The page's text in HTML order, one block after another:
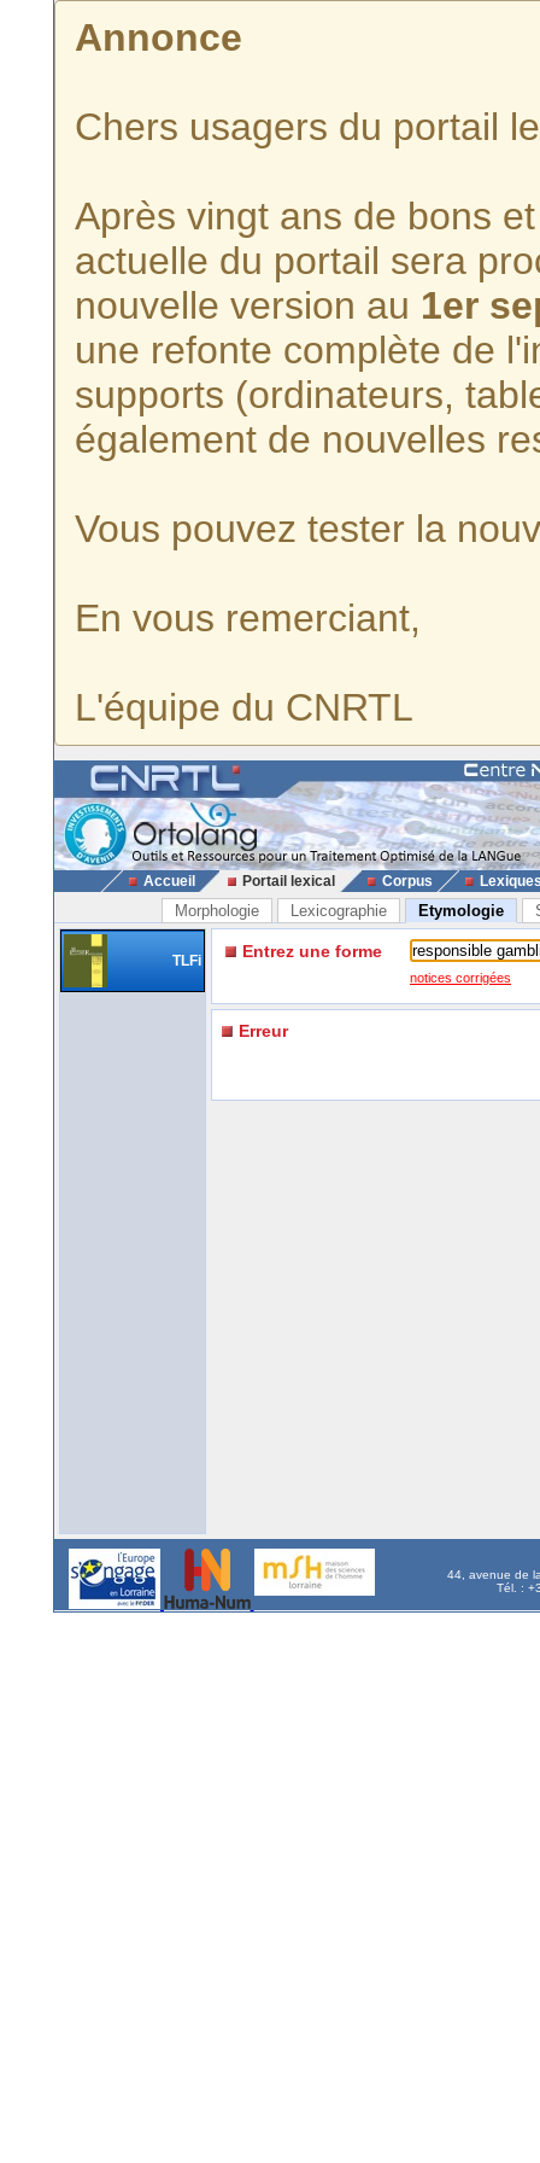
Annonce
Chers usagers du portail
Après vingt ans de bons
actuelle du portail sera
nouvelle version au 1er
une refonte complète de
supports (ordinateurs,
également de nouvelles
Vous pouvez tester la
En vous remerciant,
L'équipe du CNRTL
Accueil Portail lexical Corpus
Morphologie Lexicographie Etymologie
TLFi Entrez une forme
notices corrigées
Erreur
44, avenue de
Tél. :